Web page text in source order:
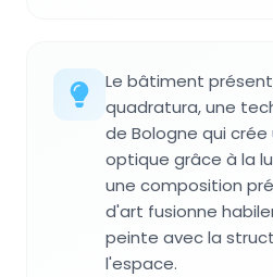
Le bâtiment
quadratura, une
de Bologne qui
optique grâce à la
une composition
d'art fusionne
peinte avec la
l'espace.